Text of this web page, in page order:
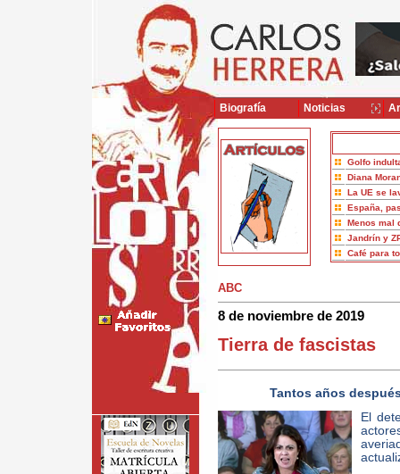
Golfo
Diana
La UE se
España,
Menos mal
Jandrín y
Café para
ABC
8 de noviembre de 2019
Tierra de fascistas
Tantos años
El
Biografía Noticias